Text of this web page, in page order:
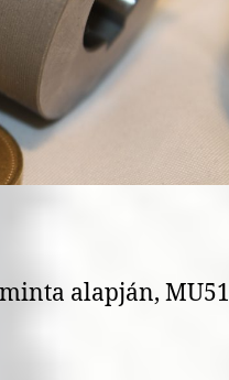
alapján, MU51